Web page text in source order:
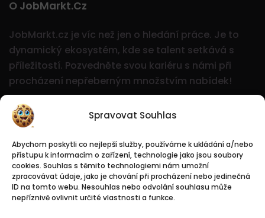
Spravovat Souhlas
Abychom poskytli co nejlepší služby, používáme k ukládání a/nebo
přístupu k informacím o zařízení, technologie jako jsou soubory
cookies. Souhlas s těmito technologiemi nám umožní
zpracovávat údaje, jako je chování při procházení nebo jedinečná
ID na tomto webu. Nesouhlas nebo odvolání souhlasu může
nepříznivě ovlivnit určité vlastnosti a funkce.
O JobMarkt.cz
JobMarkt.cz je víc než jen o hledání práce. Je to
dynamický ekosystém, kde se talent setkává s
příležitostí. Pozvedněte svou kariéru s námi při
procházení nepřeberným množstvím nabídek!
Logo Jobmarkt.cz ® je registrovaná ochranná
známka.